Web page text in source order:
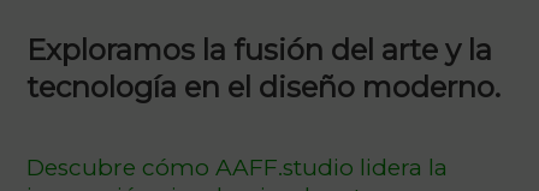
Exploramos la fusión del arte y la
tecnología en el diseño moderno.
Descubre cómo AAFF.studio lidera la